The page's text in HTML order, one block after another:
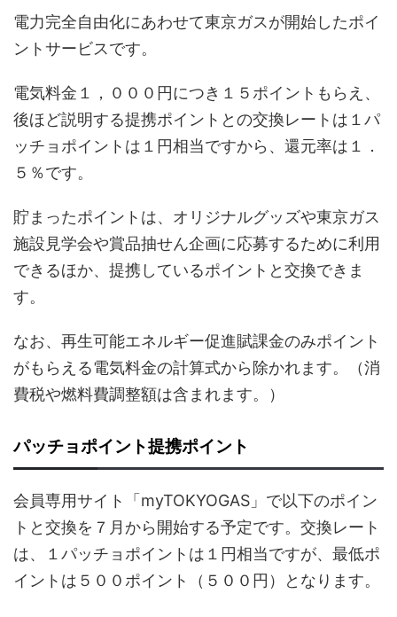
電力完全自由化にあわせて東京ガスが開始したポイ
ントサービスです。
電気料金１，０００円につき１５ポイントもらえ、
後ほど説明する提携ポイントとの交換レートは１パ
ッチョポイントは１円相当ですから、還元率は１．
５％です。
貯まったポイントは、オリジナルグッズや東京ガス
施設見学会や賞品抽せん企画に応募するために利用
できるほか、提携しているポイントと交換できま
す。
なお、再生可能エネルギー促進賦課金のみポイント
がもらえる電気料金の計算式から除かれます。（消
費税や燃料費調整額は含まれます。）
パッチョポイント提携ポイント
会員専用サイト「myTOKYOGAS」で以下のポイン
トと交換を７月から開始する予定です。交換レート
は、１パッチョポイントは１円相当ですが、最低ポ
イントは５００ポイント（５００円）となります。